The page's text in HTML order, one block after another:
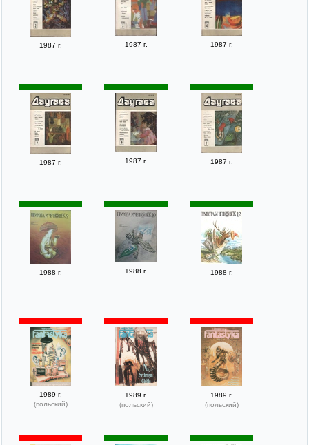
1987 г. 1987 г. 1987 г.
1987 г. 1987 г. 1987 г.
1988 г. 1988 г. 1988 г.
1989 г.
(польский)
1989 г.
(польский)
1989 г.
(польский)